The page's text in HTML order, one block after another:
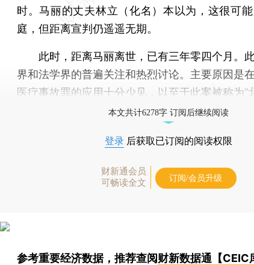
时。马丽的丈夫林立（化名）本以为，这很可
庭，但距离宣判仍遥遥无期。
此时，距离马丽离世，已有三年零四个月。
界和法学界的普遍关注和热烈讨论。主要原因是
医疗事故罪的应用十分少见，以至于此案被称为“
本文共计6278字 订阅后继续阅读
登录 后获取已订阅的阅读权限
财新通会员
可畅读全文
订阅/会员升级
参考重要经济数据，推荐查阅财新数据通【CEIC